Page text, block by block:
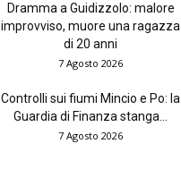
Dramma a Guidizzolo: malore
improvviso, muore una ragazza
di 20 anni
7 Agosto 2026
Controlli sui fiumi Mincio e Po: la
Guardia di Finanza stanga...
7 Agosto 2026